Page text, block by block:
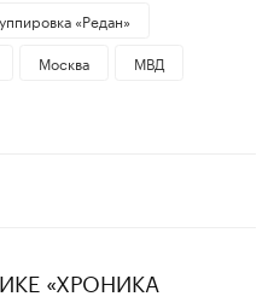
«Редан»
Москва
МВД
«ХРОНИКА